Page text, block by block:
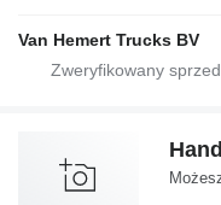
Van Hemert Trucks BV